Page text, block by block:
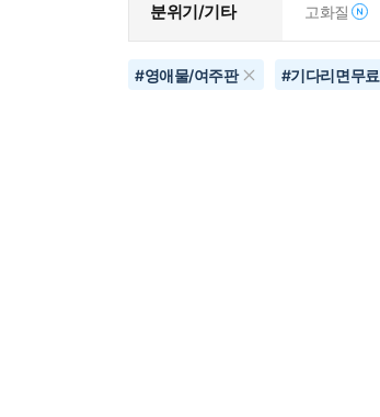
분위기/기타 고화질
#영애물/여주판 #기다리면무료